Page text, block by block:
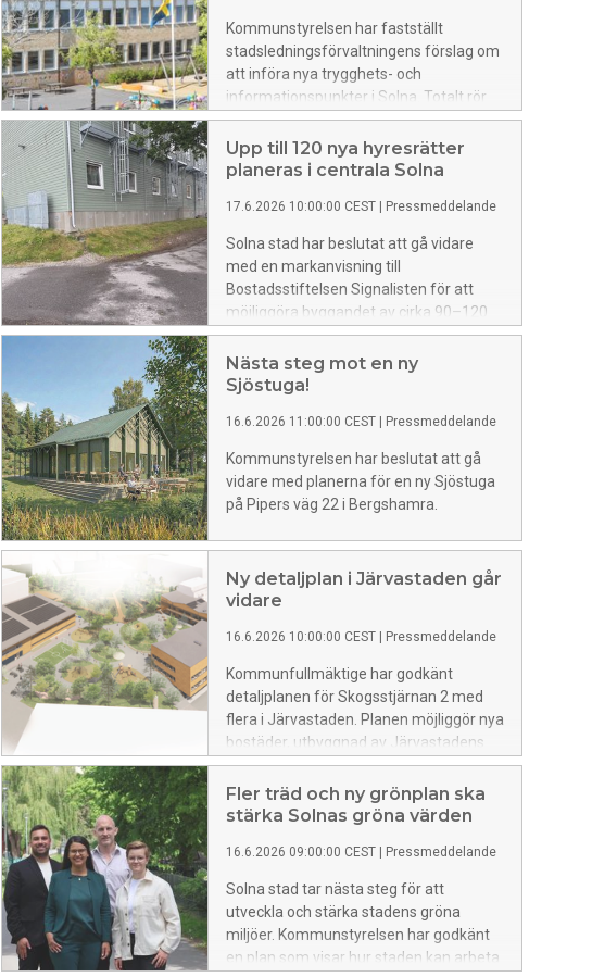
Kommunstyrelsen har fastställt
stadsledningsförvaltningens förslag om
att införa nya trygghets- och
informationspunkter i Solna. Totalt rör
det sig sju lokaler runtom i Solna, varav
fyra blir trygghetspunkter och tre blir
informationspunkter.
Upp till 120 nya hyresrätter
planeras i centrala Solna
17.6.2026 10:00:00 CEST Pressmeddelande
Solna stad har beslutat att gå vidare
med en markanvisning till
Bostadsstiftelsen Signalisten för att
möjliggöra byggandet av cirka 90–120
nya hyresrätter vid Kolonnvägen, nära
Solna station och nya tunnelbanan.
Projektet omfattar även lokaler i
utvecklingen av området när de tillfälliga
bostadspaviljongerna avvecklas.
Nästa steg mot en ny
Sjöstuga!
16.6.2026 11:00:00 CEST Pressmeddelande
Kommunstyrelsen har beslutat att gå
vidare med planerna för en ny Sjöstuga
på Pipers väg 22 i Bergshamra.
Ny detaljplan i Järvastaden går
vidare
16.6.2026 10:00:00 CEST Pressmeddelande
Kommunfullmäktige har godkänt
detaljplanen för Skogsstjärnan 2 med
flera i Järvastaden. Planen möjliggör nya
bostäder, utbyggnad av Järvastadens
skola och utveckling av en del av
Enköpingsvägen till en mer stadsmässig
gata.
Fler träd och ny grönplan ska
stärka Solnas gröna värden
16.6.2026 09:00:00 CEST Pressmeddelande
Solna stad tar nästa steg för att
utveckla och stärka stadens gröna
miljöer. Kommunstyrelsen har godkänt
en plan som visar hur staden kan arbeta